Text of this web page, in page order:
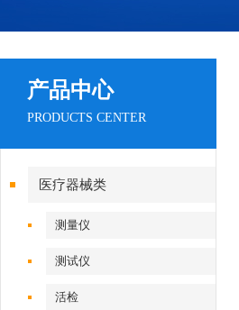
产品中心
PRODUCTS CENTER
医疗器械类
测量仪
测试仪
活检